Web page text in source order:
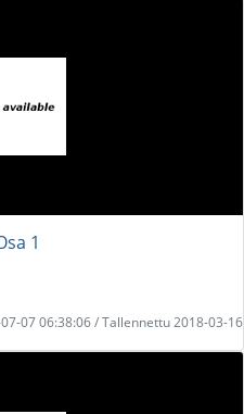
1
07 06:38:06 / Tallennettu 2018-03-16